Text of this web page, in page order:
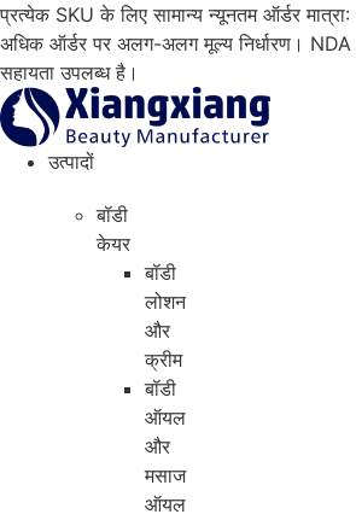
सामग्री
पर
जाएं
प्रत्येक SKU के लिए सामान्य न्यूनतम ऑर्डर
अधिक ऑर्डर पर अलग-अलग मूल्य निर्धारण।
सहायता उपलब्ध है।
उत्पादों
बॉडी
केयर
बॉडी
लोशन
और
क्रीम
बॉडी
ऑयल
और
मसाज
ऑयल